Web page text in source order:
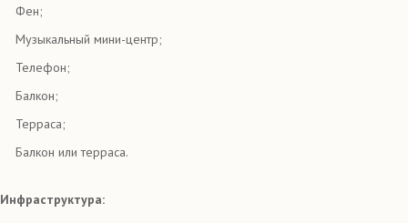
Фен;
Музыкальный мини-центр;
Телефон;
Балкон;
Терраса;
Балкон или терраса.
Инфраструктура: